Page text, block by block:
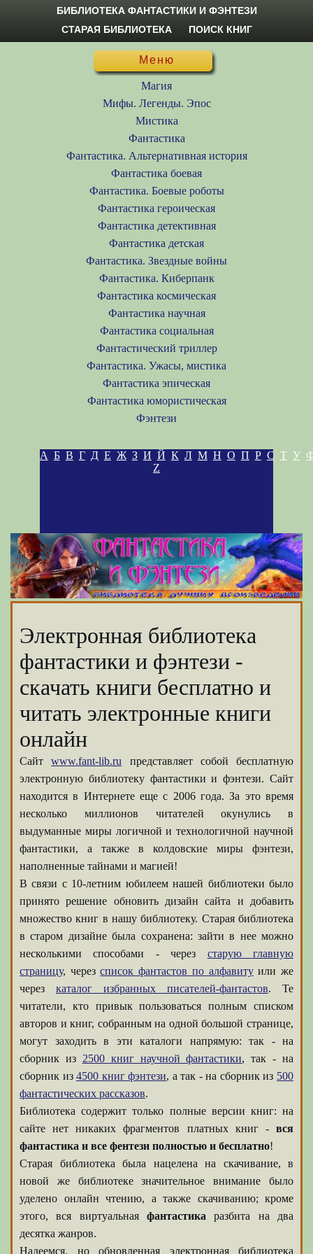
БИБЛИОТЕКА ФАНТАСТИКИ И ФЭНТЕЗИ
СТАРАЯ БИБЛИОТЕКА
ПОИСК КНИГ
Меню
Магия
Мифы. Легенды. Эпос
Мистика
Фантастика
Фантастика. Альтернативная история
Фантастика боевая
Фантастика. Боевые роботы
Фантастика героическая
Фантастика детективная
Фантастика детская
Фантастика. Звездные войны
Фантастика. Киберпанк
Фантастика космическая
Фантастика научная
Фантастика социальная
Фантастический триллер
Фантастика. Ужасы, мистика
Фантастика эпическая
Фантастика юмористическая
Фэнтези
А Б В Г Д Е Ж З И Й К Л М Н О П Р С Т У
Z
Электронная библиотека
фантастики и фэнтези -
скачать книги бесплатно и
читать электронные книги
онлайн
Сайтwww.fant-lib.ru представляет собой бесплатную
электронную библиотеку фантастики и фэнтези. Сайт
находится в Интернете еще с 2006 года. За это время
несколько миллионов читателей окунулись в
выдуманные миры логичной и технологичной научной
фантастики, а также в колдовские миры фэнтези,
наполненные тайнами и магией!
В связи с 10-летним юбилеем нашей библиотеки было
принято решение обновить дизайн сайта и добавить
множество книг в нашу библиотеку. Старая библиотека
в старом дизайне была сохранена: зайти в нее можно
несколькими способами - через старую главную
страницу, черезсписок фантастов по алфавитуили же
через каталог избранных писателей-фантастов. Те
читатели, кто привык пользоваться полным списком
авторов и книг, собранным на одной большой странице,
могут заходить в эти каталоги напрямую: так - на
сборник из 2500 книг научной фантастики, так - на
сборник из4500 книг фэнтези, а так - на сборник из 500
фантастических рассказов.
Библиотека содержит только полные версии книг: на
сайте нет никаких фрагментов платных книг - вся
фантастика и все фентези полностью и бесплатно!
Старая библиотека была нацелена на скачивание, в
новой же библиотеке значительное внимание было
уделено онлайн чтению, а также скачиванию; кроме
этого, вся виртуальная фантастика разбита на два
десятка жанров.
Надеемся, но обновленная электронная библиотека